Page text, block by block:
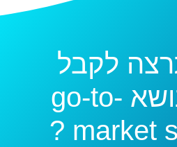
לקבל
ייעוץ בנושא go-to-
market